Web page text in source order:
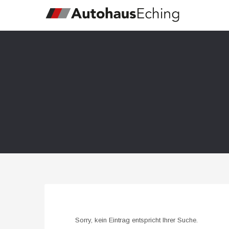
Sorry, kein Eintrag entspricht Ihrer Suche.